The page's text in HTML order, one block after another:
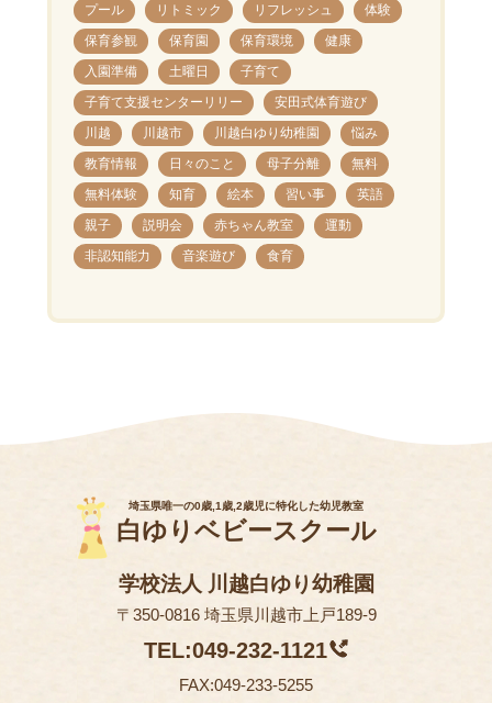
プール
リトミック リフレッシュ
体験
保育参観
保育園 保育環境
健康
入園準備
土曜日
子育て
子育て支援センターリリー
安田式体育遊び
川越
川越市 川越白ゆり幼稚園
悩み
教育情報
日々のこと 母子分離
無料
無料体験
知育 絵本 習い事
英語
親子
説明会 赤ちゃん教室
運動
非認知能力
音楽遊び 食育
埼玉県唯一の0歳,1歳,2歳児に特化した幼児教室
白ゆりベビースクール
学校法人 川越白ゆり幼稚園
〒350-0816 埼玉県川越市上戸189-9
TEL:049-232-1121
FAX:049-233-5255